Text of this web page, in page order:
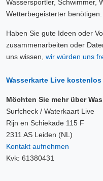
Wassersportler, Schwimmer,
Wetterbegeisterter
Haben Sie gute Ideen oder
zusammenarbeiten oder
uns wissen, wir würden uns
Wasserkarte Live
Möchten Sie mehr über
Surfcheck / Waterkaart Live
Rijn en Schiekade 115 F
2311 AS Leiden (NL)
Kontakt aufnehmen
Kvk: 61380431